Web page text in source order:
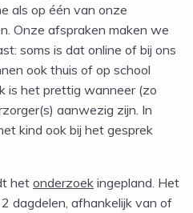
als op één van onze
Onze afspraken maken we
soms is dat online of bij ons
ook thuis of op school
is het prettig wanneer (zo
aanwezig zijn. In
kind ook bij het gesprek
het onderzoek ingepland. Het
dagdelen, afhankelijk van of